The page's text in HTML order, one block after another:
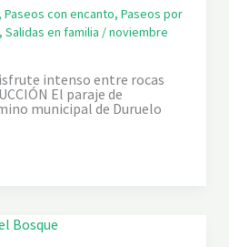
, Paseos con encanto, Paseos por
Salidas en familia /noviembre
intenso entre rocas
El paraje de
municipal de Duruelo